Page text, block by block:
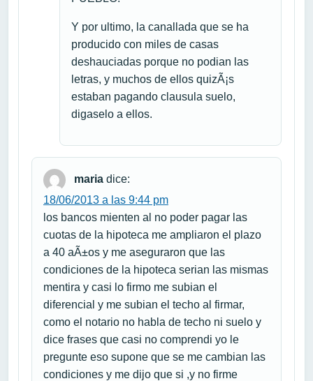
Y por ultimo, la canallada que se ha
producido con miles de casas
deshauciadas porque no podian las
letras, y muchos de ellos quizÃ¡s
estaban pagando clausula suelo,
digaselo a ellos.
maria dice:
18/06/2013 a las 9:44 pm
los bancos mienten al no poder pagar las
cuotas de la hipoteca me ampliaron el plazo
a 40 aÃ±os y me aseguraron que las
condiciones de la hipoteca serian las mismas
mentira y casi lo firmo me subian el
diferencial y me subian el techo al firmar,
como el notario no habla de techo ni suelo y
dice frases que casi no comprendi yo le
pregunte eso supone que se me cambian las
condiciones y me dijo que si ,y no firme